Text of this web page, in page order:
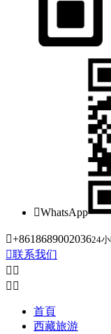
WhatsApp
+861868900203624
联系我们
 
 
首頁
西藏旅游